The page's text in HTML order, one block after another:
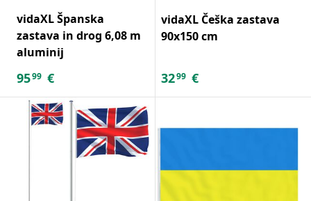
vidaXL Španska
zastava in drog 6,08 m
aluminij
9599 €
vidaXL Češka zastava
90x150 cm
3299 €